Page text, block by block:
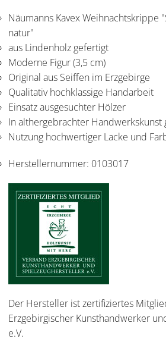
Näumanns Kavex Weihnachtskrippe
natur"
aus Lindenholz gefertigt
Moderne Figur (3,5 cm)
Original aus Seiffen im Erzgebirge
Qualitativ hochklassige Handarbeit
Einsatz ausgesuchter Hölzer
In althergebrachter Handwerkskunst
Nutzung hochwertiger Lacke und
Herstellernummer: 0103017
Der Hersteller ist zertifiziertes
Erzgebirgischer Kunsthandwerker
e.V.